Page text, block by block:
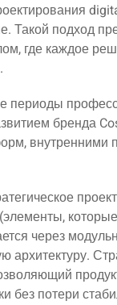
Такой подход
где каждое
периоды
бренда
внутренними
через
архитектуру.
без потери